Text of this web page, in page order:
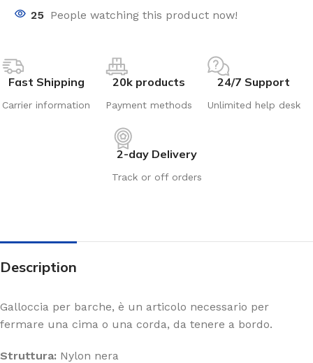
25 People watching this product now!
Fast Shipping
Carrier information
20k products
Payment methods
24/7 Support
Unlimited help desk
2-day Delivery
Track or off orders
Description
Galloccia per barche, è un articolo necessario per
fermare una cima o una corda, da tenere a bordo.
Struttura: Nylon nera